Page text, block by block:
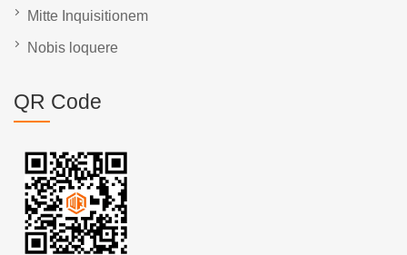
Mitte Inquisitionem
Nobis loquere
QR Code